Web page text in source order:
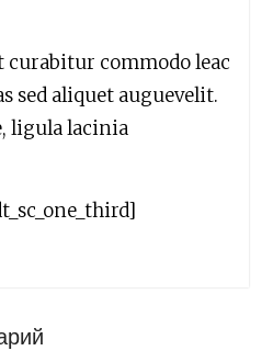
commodo leac
sed aliquet auguevelit.
ligula lacinia